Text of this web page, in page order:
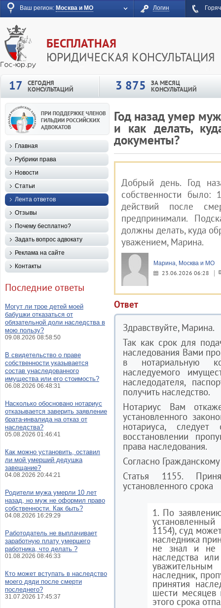
Ваш регион: Москва и МО Логин
БЕСПЛАТНАЯ
ЮРИДИЧЕСКАЯ КОНСУЛЬТАЦИЯ
17
СЕГОДНЯ
КОНСУЛЬТАЦИЙ 3 875 ЗА МЕСЯЦ
КОНСУЛЬТАЦИЙ
Год назад умер
и как делать,
документы?
Добрый день. Год
собственности
действий после
предпринимали.
должны делать, куда
уважением, Марина.
Марина, Москва и МО
23.06.2026 06:28
Ответ
Здравствуйте, Марина.
Так как срок для
наследования Вами
в нотариальную
наследуемого
наследодателя,
получить наследство.
Нотариус Вам
установленного
нотариуса,
восстановлении
права наследования.
Согласно
Статья 1155.
установленного срока
1. По
1154), суд
наследника
не знал и не
наследства
наследник,
принятия
шести месяцев
этого срока
Главная
Рубрики права
Новости
Статьи
Лента ответов
Отзывы
Почему бесплатно?
Задать вопрос адвокату
Реклама на сайте
Контакты
Последние ответы
Могут ли трое детей моей
бабушки отказаться от
обязательной доли наследства в
мою пользу?
09.08.2026 08:58:50
В свидетельство о праве
собственности указывается
состав унаследованного
имущества или его стоимость?
06.08.2026 06:48:31
Насколько обосновано нотариус
отказывается заверить заявление
брата-инвалида на отказ от
наследства?
05.08.2026 01:46:41
Как можно установить, оставил
ли мой умерший дедушка
завещание?
04.08.2026 20:44:21
Родители мужа умерли 10 лет
назад, но муж не оформил право
собственности. Как быть?
04.08.2026 16:29:29
Работодатель не выплачивает
заработную плату умершего
работника, что делать ?
01.08.2026 08:46:33
Кто может вступать в наследство
моего дяди после смерти
последнего?
31.07.2026 17:45:37